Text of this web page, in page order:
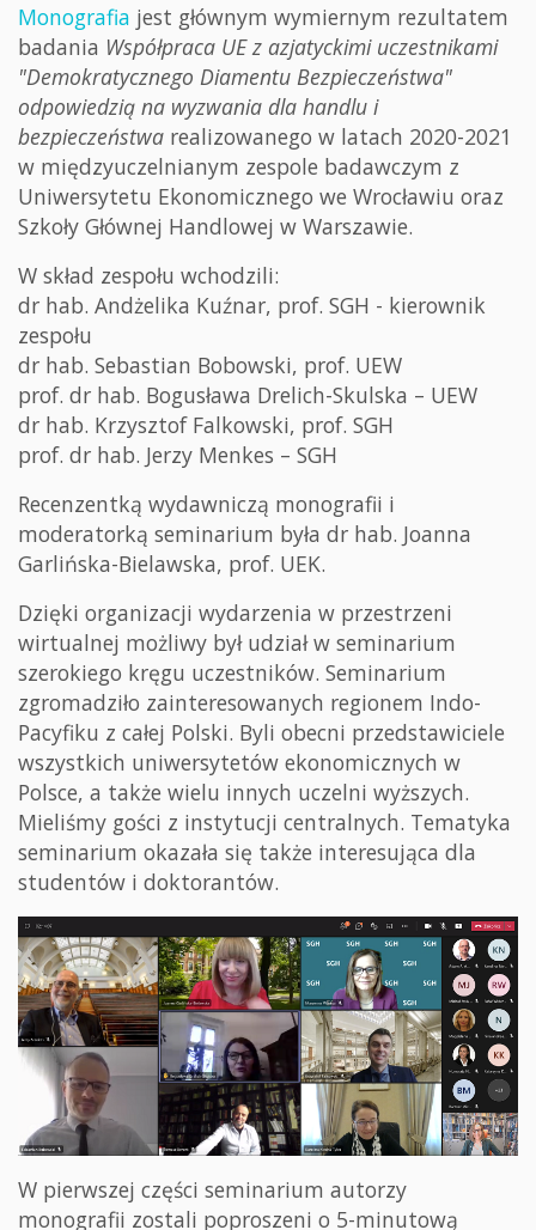
Monografia jest głównym wymiernym rezultatem
badania Współpraca UE z azjatyckimi uczestnikami
"Demokratycznego Diamentu Bezpieczeństwa"
odpowiedzią na wyzwania dla handlu i
bezpieczeństwa realizowanego w latach 2020-2021
w międzyuczelnianym zespole badawczym z
Uniwersytetu Ekonomicznego we Wrocławiu oraz
Szkoły Głównej Handlowej w Warszawie.
W skład zespołu wchodzili:
dr hab. Andżelika Kuźnar, prof. SGH - kierownik
zespołu
dr hab. Sebastian Bobowski, prof. UEW
prof. dr hab. Bogusława Drelich-Skulska – UEW
dr hab. Krzysztof Falkowski, prof. SGH
prof. dr hab. Jerzy Menkes – SGH
Recenzentką wydawniczą monografii i
moderatorką seminarium była dr hab. Joanna
Garlińska-Bielawska, prof. UEK.
Dzięki organizacji wydarzenia w przestrzeni
wirtualnej możliwy był udział w seminarium
szerokiego kręgu uczestników. Seminarium
zgromadziło zainteresowanych regionem Indo-
Pacyfiku z całej Polski. Byli obecni przedstawiciele
wszystkich uniwersytetów ekonomicznych w
Polsce, a także wielu innych uczelni wyższych.
Mieliśmy gości z instytucji centralnych. Tematyka
seminarium okazała się także interesująca dla
studentów i doktorantów.
W pierwszej części seminarium autorzy
monografii zostali poproszeni o 5-minutową